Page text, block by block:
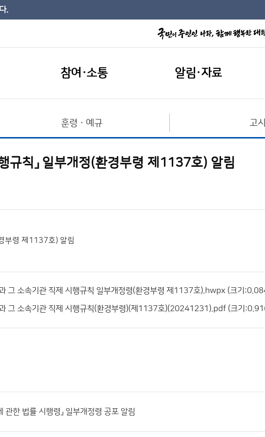
.
참여·소통 알림·자료
훈령ㆍ예규 고시
규칙」 일부개정(환경부령 제1137호) 알림
부령 제1137호) 알림
그 소속기관 직제 시행규칙 일부개정령(환경부령 제1137호).hwpx (크기
그 소속기관 직제 시행규칙(환경부령)(제1137호)(20241231).pdf (크기
관한 법률 시행령」 일부개정령 공포 알림